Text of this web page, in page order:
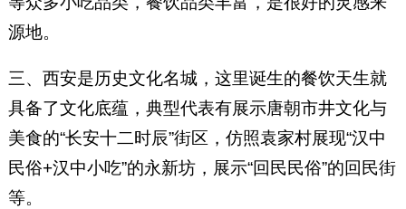
源地。
三、西安是历史文化名城，这里诞生的餐饮天生就
具备了文化底蕴，典型代表有展示唐朝市井文化与
美食的“长安十二时辰”街区，仿照袁家村展现“汉中
民俗+汉中小吃”的永新坊，展示“回民民俗”的回民街
等。